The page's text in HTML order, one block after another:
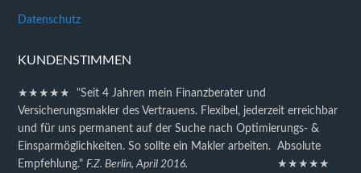
Datenschutz
KUNDENSTIMMEN
★★★★★ "Seit 4 Jahren mein Finanzberater und
Versicherungsmakler des Vertrauens. Flexibel, jederzeit erreichbar
und für uns permanent auf der Suche nach Optimierungs- &
Einsparmöglichkeiten. So sollte ein Makler arbeiten. Absolute
Empfehlung." F.Z. Berlin, April 2016. ★★★★★